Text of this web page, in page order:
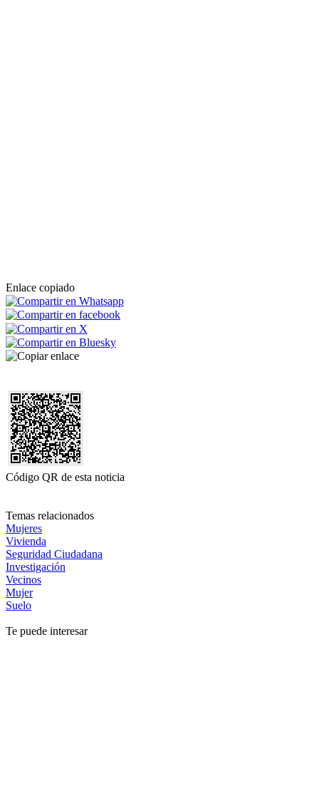
Enlace copiado
Código QR de esta noticia
Temas relacionados
Mujeres
Vivienda
Seguridad Ciudadana
Investigación
Vecinos
Mujer
Suelo
Te puede interesar